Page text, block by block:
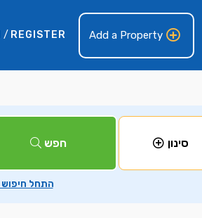
/ REGISTER Add a Property
סינון חפש